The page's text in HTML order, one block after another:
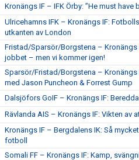
Kronängs IF – IFK Örby: ”He must have
Ulricehamns IFK – Kronängs IF:
utkanten av London
Fristad/Sparsör/Borgstena – Kronängs
jobbet – men vi kommer igen!
Sparsör/Fristad/Borgstena – Kronängs
med Jason Puncheon & Forrest Gump
Dalsjöfors GoIF – Kronängs IF:
Rävlanda AIS – Kronängs IF: Vikten av
Kronängs IF – Bergdalens IK: Så
fotboll
Somali FF – Kronängs IF: Kamp,